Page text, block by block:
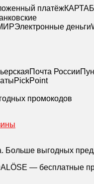
платёжКАРТА
Электронные деньги
Почта России
PickPoint
промокодов
Больше выгодных
— бесплатные